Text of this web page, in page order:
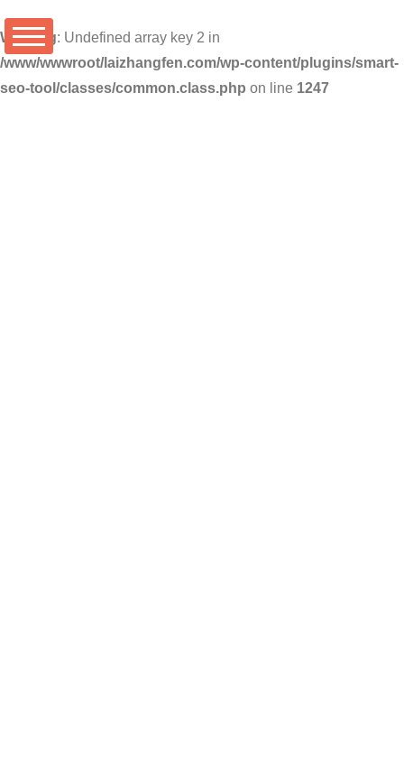
Warning: Undefined array key 2 in
/www/wwwroot/laizhangfen.com/wp-content/plugins/smart-
seo-tool/classes/common.class.php on line 1247